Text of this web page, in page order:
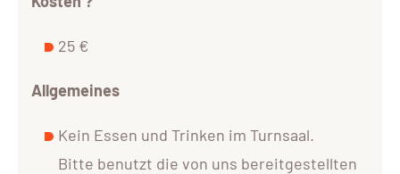
25 €
Allgemeines
Kein Essen und Trinken im Turnsaal.
Bitte benutzt die von uns bereitgestellten